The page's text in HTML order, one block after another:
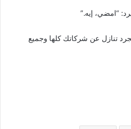
“امضي، إيه.”
تنازل عن شركاتك كلها وجميع